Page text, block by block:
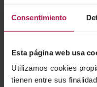
Consentimiento
Esta página web usa
Utilizamos cookies
tienen entre sus
Unico
Bodegas Vega Sicilia
2016